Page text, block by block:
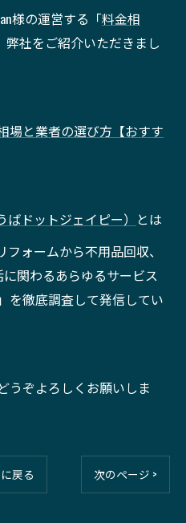
様の運営する「料金相
弊社をご紹介いただきまし
場と業者の選び方【おすす
ドットジェイピー） とは
フォームから不用品回収、
関わるあらゆるサービス
を徹底調査して発信してい
どうぞよろしくお願いしま
戻る 次のページ >